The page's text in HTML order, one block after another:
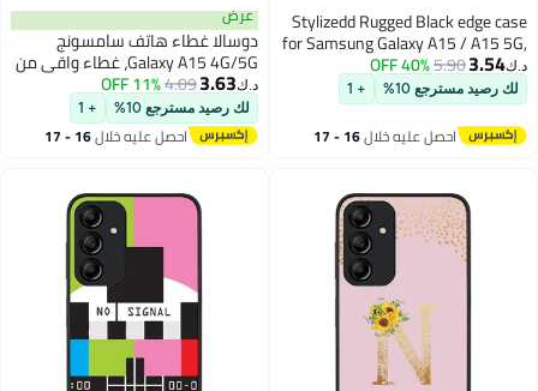
Stylizedd Rugged Black edge case
for Samsung Galaxy A15 / A15 5G,
Slim fit Soft Case Flexible Anti Drop
TPU Gel Thin Cover- Girl Boss
(Grey)
د.ك‏3.54
5.90
40% OFF
لك رصيد مسترجع 10% + 1
احصل عليه خلال 16 - 17
عرض
دوسالا غطاء هاتف سامسونج
Galaxy A15 4G/5G، غطاء واقي من
السيليكون السائل TPU الناعم مع
حماية من الصدمات والسقوط،
مجموعة من 2 واقي شاشة زجاجي
مقوى، غطاء مطاطي جل باللون
- تصميم نحيف ومقاوم للخدوش
د.ك‏3.63
4.09
11% OFF
لك رصيد مسترجع 10% + 1
احصل عليه خلال 16 - 17